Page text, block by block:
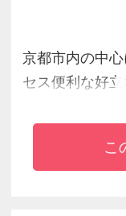
京都市内の中
セス便利な好
拠点としてご
た”京都”を感
で上質な眠りこ